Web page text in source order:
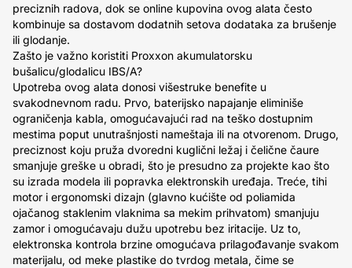
preciznih radova, dok se online kupovina ovog alata često
kombinuje sa dostavom dodatnih setova dodataka za brušenje
ili glodanje.
Zašto je važno koristiti Proxxon akumulatorsku
bušalicu/glodalicu IBS/A?
Upotreba ovog alata donosi višestruke benefite u
svakodnevnom radu. Prvo, baterijsko napajanje eliminiše
ograničenja kabla, omogućavajući rad na teško dostupnim
mestima poput unutrašnjosti nameštaja ili na otvorenom. Drugo,
preciznost koju pruža dvoredni kuglični ležaj i čelične čaure
smanjuje greške u obradi, što je presudno za projekte kao što
su izrada modela ili popravka elektronskih uređaja. Treće, tihi
motor i ergonomski dizajn (glavno kućište od poliamida
ojačanog staklenim vlaknima sa mekim prihvatom) smanjuju
zamor i omogućavaju dužu upotrebu bez iritacije. Uz to,
elektronska kontrola brzine omogućava prilagođavanje svakom
materijalu, od meke plastike do tvrdog metala, čime se